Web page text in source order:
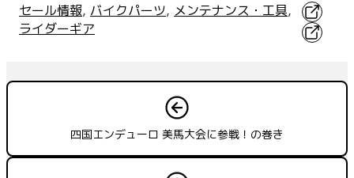
セール情報, バイクパーツ, メンテナンス・工具
ライダーギア
X
四国エンデューロ 美馬大会に参戦！の巻き